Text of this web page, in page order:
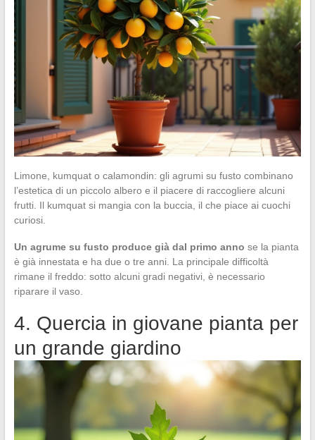
Limone, kumquat o calamondin: gli agrumi su fusto combinano
l’estetica di un piccolo albero e il piacere di raccogliere alcuni
frutti. Il kumquat si mangia con la buccia, il che piace ai cuochi
curiosi.
Un agrume su fusto produce già dal primo anno se la pianta
è già innestata e ha due o tre anni. La principale difficoltà
rimane il freddo: sotto alcuni gradi negativi, è necessario
riparare il vaso.
4. Quercia in giovane pianta per
un grande giardino